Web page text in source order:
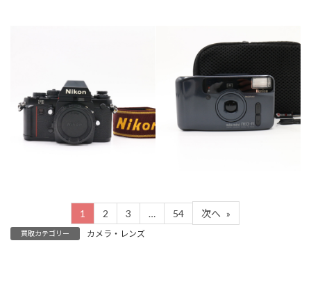
カテゴリー カメラ・レンズ カメラ・レンズ
1 2 3 … 54 次へ »
買取カテゴリー カメラ・レンズ